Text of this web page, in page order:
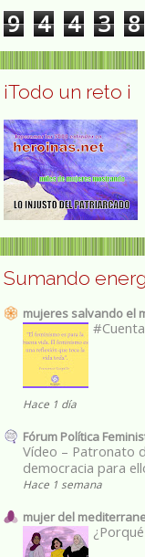
9 4 4 3 8
¡Todo un reto ¡
Sumando
mujeres salvando el
Hace 1 día
Fórum Política
Vídeo – Patronato
democracia para
Hace 1 semana
mujer del